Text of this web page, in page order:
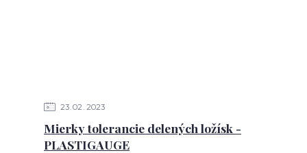
23 02 2023
Mierky tolerancie delených ložísk -
PLASTIGAUGE